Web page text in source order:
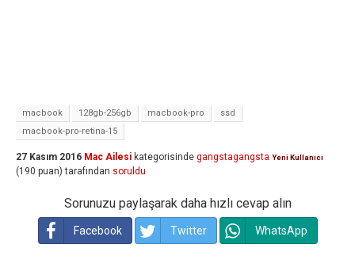
macbook 128gb-256gb macbook-pro
ssd
macbook-pro-retina-15
27 Kasım 2016 Mac Ailesi kategorisinde gangstagangsta Yeni Kullanıcı
(190 puan) tarafından soruldu
Sorunuzu paylaşarak daha hızlı cevap alın
Facebook Twitter WhatsApp